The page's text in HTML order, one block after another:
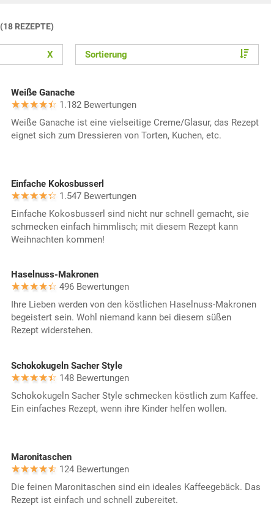
(18 REZEPTE)
X Sortierung
Weiße Ganache
1.182 Bewertungen
Weiße Ganache ist eine vielseitige Creme/Glasur, das Rezept
eignet sich zum Dressieren von Torten, Kuchen, etc.
Einfache Kokosbusserl
1.547 Bewertungen
Einfache Kokosbusserl sind nicht nur schnell gemacht, sie
schmecken einfach himmlisch; mit diesem Rezept kann
Weihnachten kommen!
Haselnuss-Makronen
496 Bewertungen
Ihre Lieben werden von den köstlichen Haselnuss-Makronen
begeistert sein. Wohl niemand kann bei diesem süßen
Rezept widerstehen.
Schokokugeln Sacher Style
148 Bewertungen
Schokokugeln Sacher Style schmecken köstlich zum Kaffee.
Ein einfaches Rezept, wenn ihre Kinder helfen wollen.
Maronitaschen
124 Bewertungen
Die feinen Maronitaschen sind ein ideales Kaffeegebäck. Das
Rezept ist einfach und schnell zubereitet.